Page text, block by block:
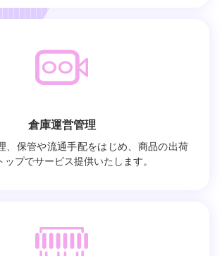
倉庫運営管理
、保管や流通手配をはじめ、商品の出荷
ップでサービス提供いたします。